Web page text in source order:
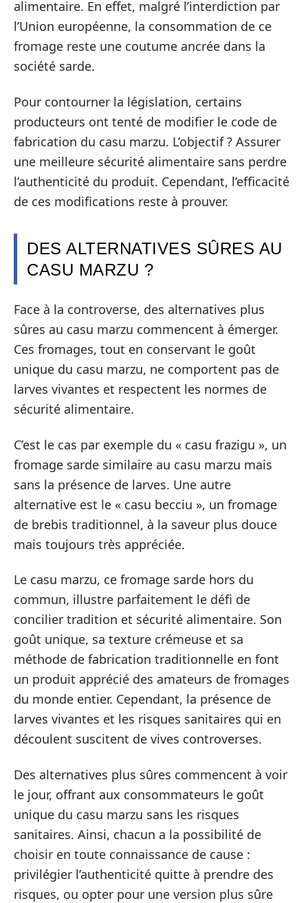
alimentaire. En effet, malgré l’interdiction par
l’Union européenne, la consommation de ce
fromage reste une coutume ancrée dans la
société sarde.
Pour contourner la législation, certains
producteurs ont tenté de modifier le code de
fabrication du casu marzu. L’objectif ? Assurer
une meilleure sécurité alimentaire sans perdre
l’authenticité du produit. Cependant, l’efficacité
de ces modifications reste à prouver.
DES ALTERNATIVES SÛRES AU
CASU MARZU ?
Face à la controverse, des alternatives plus
sûres au casu marzu commencent à émerger.
Ces fromages, tout en conservant le goût
unique du casu marzu, ne comportent pas de
larves vivantes et respectent les normes de
sécurité alimentaire.
C’est le cas par exemple du « casu frazigu », un
fromage sarde similaire au casu marzu mais
sans la présence de larves. Une autre
alternative est le « casu becciu », un fromage
de brebis traditionnel, à la saveur plus douce
mais toujours très appréciée.
Le casu marzu, ce fromage sarde hors du
commun, illustre parfaitement le défi de
concilier tradition et sécurité alimentaire. Son
goût unique, sa texture crémeuse et sa
méthode de fabrication traditionnelle en font
un produit apprécié des amateurs de fromages
du monde entier. Cependant, la présence de
larves vivantes et les risques sanitaires qui en
découlent suscitent de vives controverses.
Des alternatives plus sûres commencent à voir
le jour, offrant aux consommateurs le goût
unique du casu marzu sans les risques
sanitaires. Ainsi, chacun a la possibilité de
choisir en toute connaissance de cause :
privilégier l’authenticité quitte à prendre des
risques, ou opter pour une version plus sûre